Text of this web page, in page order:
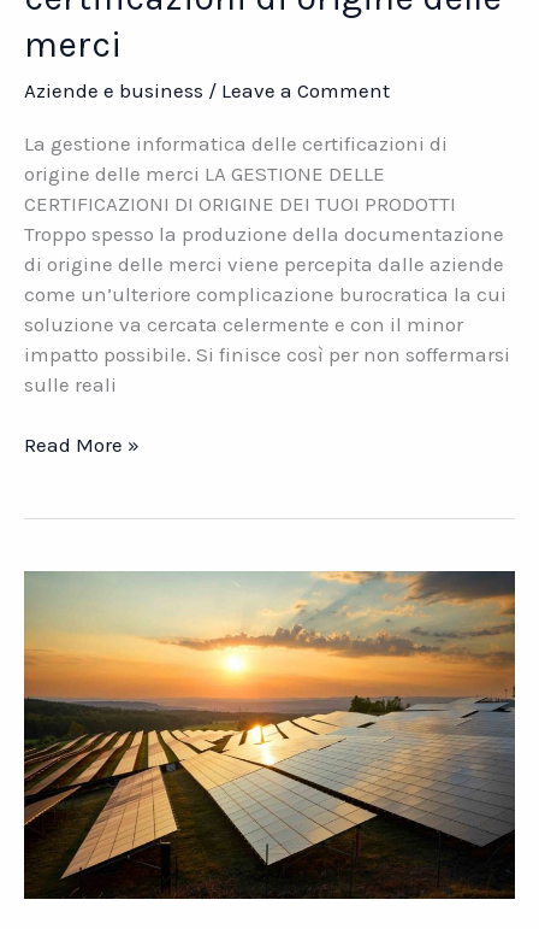
merci
Aziende e business / Leave a Comment
La gestione informatica delle certificazioni di
origine delle merci LA GESTIONE DELLE
CERTIFICAZIONI DI ORIGINE DEI TUOI PRODOTTI
Troppo spesso la produzione della documentazione
di origine delle merci viene percepita dalle aziende
come un’ulteriore complicazione burocratica la cui
soluzione va cercata celermente e con il minor
impatto possibile. Si finisce così per non soffermarsi
sulle reali
La
merci
Read More »